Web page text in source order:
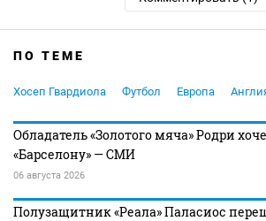
ПО ТЕМЕ
Хосеп Гвардиола Футбол Европа
Обладатель «Золотого мяча» Родри
«Барселону» — СМИ
06 августа 2026
Полузащитник «Реала» Паласиос